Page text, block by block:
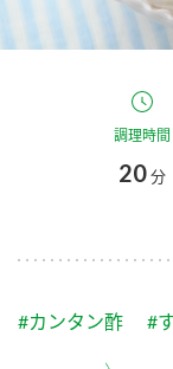
スープ
ふりかけ
くらしプラ酢
カンタン酢
お酢ドリンク
つゆ
国内事業概要
企業
ミ
ミツカンを知る
環境
調理時間
20分
#カンタン酢 #